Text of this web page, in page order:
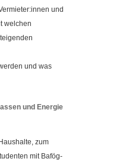
und
welchen
und was
und Energie
zum
mit Bafög-